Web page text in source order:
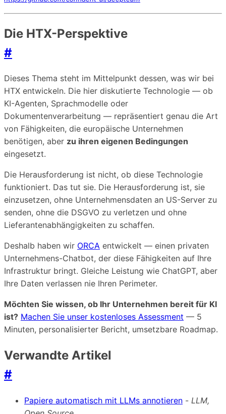
Die HTX-Perspektive
#
Dieses Thema steht im Mittelpunkt dessen, was wir bei
HTX entwickeln. Die hier diskutierte Technologie — ob
KI-Agenten, Sprachmodelle oder
Dokumentenverarbeitung — repräsentiert genau die Art
von Fähigkeiten, die europäische Unternehmen
benötigen, aber zu ihren eigenen Bedingungen
eingesetzt.
Die Herausforderung ist nicht, ob diese Technologie
funktioniert. Das tut sie. Die Herausforderung ist, sie
einzusetzen, ohne Unternehmensdaten an US-Server zu
senden, ohne die DSGVO zu verletzen und ohne
Lieferantenabhängigkeiten zu schaffen.
Deshalb haben wir ORCA entwickelt — einen privaten
Unternehmens-Chatbot, der diese Fähigkeiten auf Ihre
Infrastruktur bringt. Gleiche Leistung wie ChatGPT, aber
Ihre Daten verlassen nie Ihren Perimeter.
Möchten Sie wissen, ob Ihr Unternehmen bereit für KI
ist? Machen Sie unser kostenloses Assessment — 5
Minuten, personalisierter Bericht, umsetzbare Roadmap.
Verwandte Artikel
#
Papiere automatisch mit LLMs annotieren - LLM,